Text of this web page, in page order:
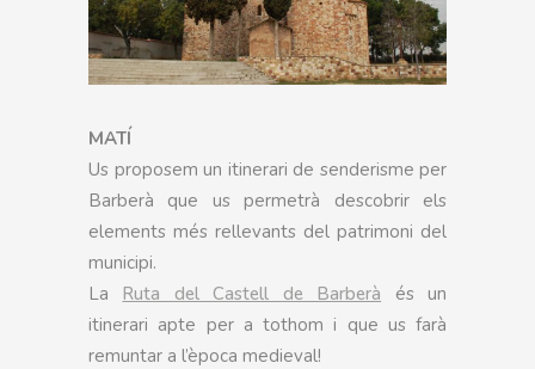
MATÍ
Us proposem un itinerari de senderisme per
Barberà que us permetrà descobrir els
elements més rellevants del patrimoni del
municipi.
La Ruta del Castell de Barberà
és un
itinerari apte per a tothom i que us farà
remuntar a l’època medieval!